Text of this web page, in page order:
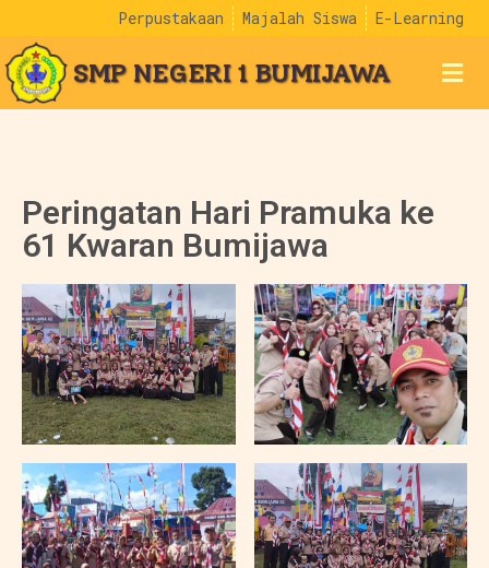
Perpustakaan Majalah Siswa E-Learning
SMP NEGERI 1 BUMIJAWA
Peringatan Hari Pramuka ke
61 Kwaran Bumijawa